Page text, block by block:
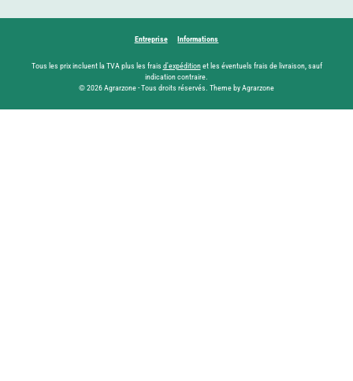
Entreprise Informations
Tous les prix incluent la TVA plus les frais d'expéditionet les éventuels frais de livraison, sauf
indication contraire.
© 2026 Agrarzone - Tous droits réservés. Theme by Agrarzone